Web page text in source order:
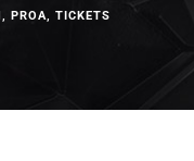
, PROA, TICKETS